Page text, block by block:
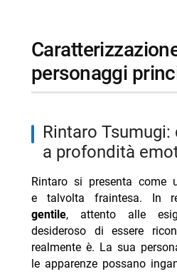
caratterizzazione dei
personaggi
Rintaro Tsumugi: da apparenza
a profondità
Rintaro si presenta come
e talvolta fraintesa. In
gentile, attento alle
desideroso di essere
realmente è. La sua
le apparenze possano